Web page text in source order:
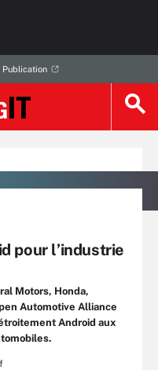
Publication
pour l’industrie
Motors, Honda,
Automotive Alliance
Android aux